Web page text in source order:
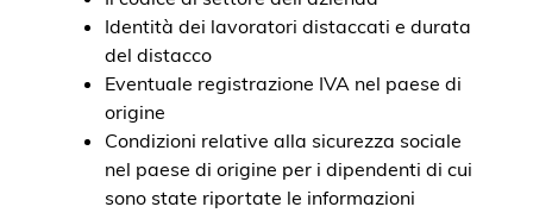
Identità dei lavoratori distaccati e durata
del distacco
Eventuale registrazione IVA nel paese di
origine
Condizioni relative alla sicurezza sociale
nel paese di origine per i dipendenti di cui
sono state riportate le informazioni